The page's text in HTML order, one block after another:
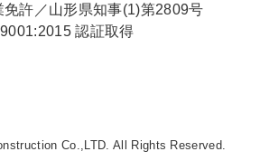
許／山形県知事(1)第2809号
認証取得
Co.,LTD. All Rights Reserved.